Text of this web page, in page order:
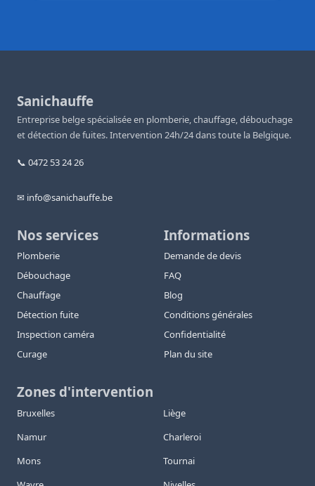
Sanichauffe
Entreprise belge spécialisée en plomberie, chauffage, débouchage
et détection de fuites. Intervention 24h/24 dans toute la Belgique.
📞 0472 53 24 26
✉ info@sanichauffe.be
Nos services
Plomberie
Débouchage
Chauffage
Détection fuite
Inspection caméra
Curage
Informations
Demande de devis
FAQ
Blog
Conditions générales
Confidentialité
Plan du site
Zones d'intervention
Bruxelles
Liège
Namur
Charleroi
Mons
Tournai